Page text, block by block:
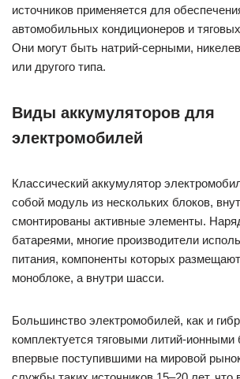
источников применяется для
автомобильных кондиционеров и
Они могут быть натрий-серными,
или другого типа.
Виды аккумуляторов для
электромобилей
Классический аккумулятор
собой модуль из нескольких блоков,
смонтированы активные элементы.
батареями, многие производители
питания, компоненты которых
моноблоке, а внутри шасси.
Большинство электромобилей, как и
комплектуется тяговыми литий-ионными
впервые поступившими на мировой